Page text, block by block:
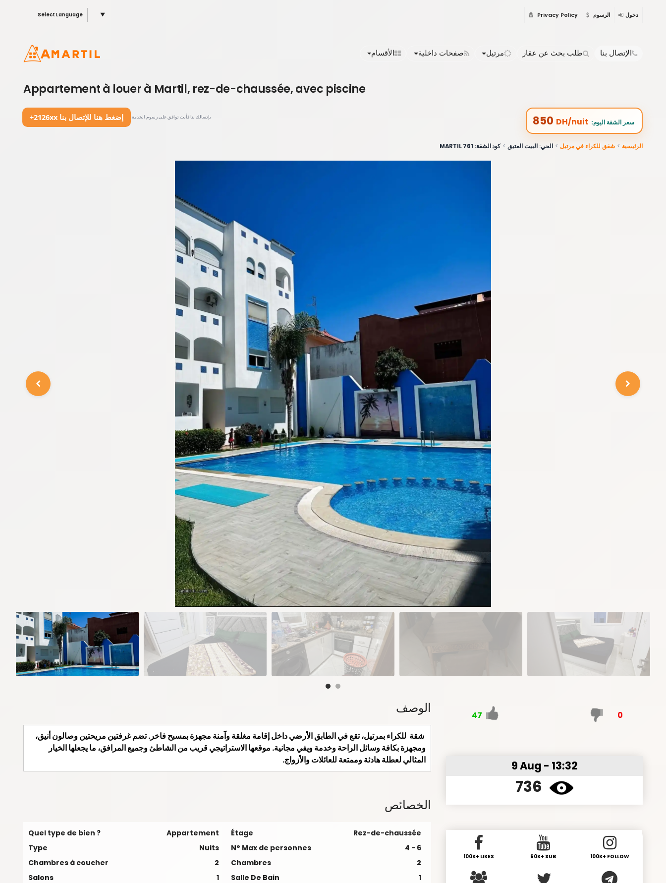
Select Language ▼ Privacy Policy الرسوم دخول
الإتصال بنا طلب بحث عن عقار مرتيل صفحات داخلية الأقسام
Appartement à louer à Martil, rez-de-chaussée, avec piscine
+2126xx إضغط هنا للإتصال بنا بإتصالك بنا فأنت توافق على رسوم الخدمة 850 DH/nuit :سعر الشقة اليوم
الرئيسية شقق للكراء في مرتيل الحي: البيت العتيق كود الشقة: 761 MARTIL
الوصف
شقة للكراء بمرتيل، تقع في الطابق الأرضي داخل إقامة مغلقة وآمنة مجهزة بمسبح فاخر. تضم غرفتين مريحتين وصالون أنيق،
ومجهزة بكافة وسائل الراحة وخدمة ويفي مجانية. موقعها الاستراتيجي قريب من الشاطئ وجميع المرافق، ما يجعلها الخيار
المثالي لعطلة هادئة وممتعة للعائلات والأزواج.
الخصائص
Quel type de bien ?
Appartement
Type
Nuits
Chambres à coucher
2
Salons
1
Étage
Rez-de-chaussée
N° Max de personnes
4 - 6
Chambres
2
Salle De Bain
1
47 0
9 Aug - 13:32
736
100K+ LIKES 60K+ SUB 100K+ FOLLOW